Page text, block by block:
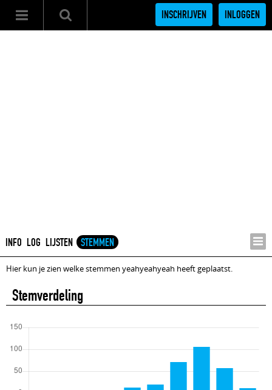
INSCHRIJVEN INLOGGEN
INFO LOG LIJSTEN STEMMEN
Hier kun je zien welke stemmen yeahyeahyeah heeft geplaatst.
Stemverdeling